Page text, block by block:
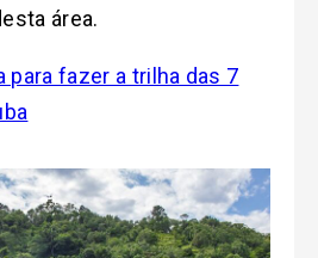
área.
para fazer a trilha das 7